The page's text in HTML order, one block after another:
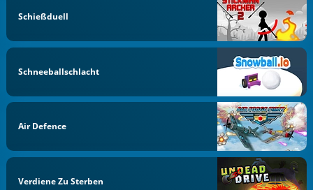
Schießduell
Schneeballschlacht
Air Defence
Verdiene Zu Sterben